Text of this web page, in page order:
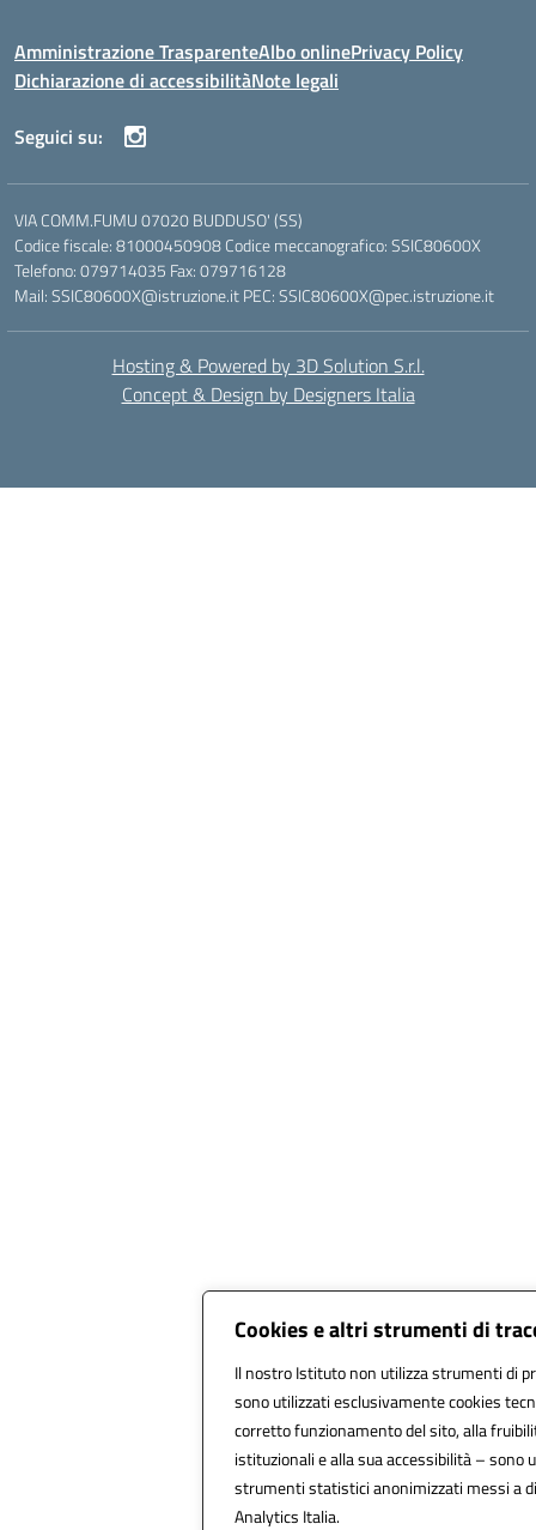
Cookies e altri strumenti di
Il nostro Istituto non utilizza strumenti di
sono utilizzati esclusivamente cookies
corretto funzionamento del sito, alla
istituzionali e alla sua accessibilità – sono
strumenti statistici anonimizzati messi a
Analytics Italia.
Amministrazione TrasparenteAlbo onlinePrivacy Policy
Dichiarazione di accessibilitàNote legali
Seguici su:
VIA COMM.FUMU 07020 BUDDUSO' (SS)
Codice fiscale: 81000450908 Codice meccanografico: SSIC80600X
Telefono: 079714035 Fax: 079716128
Mail: SSIC80600X@istruzione.it PEC: SSIC80600X@pec.istruzione.it
Hosting & Powered by 3D Solution S.r.l.
Concept & Design by Designers Italia